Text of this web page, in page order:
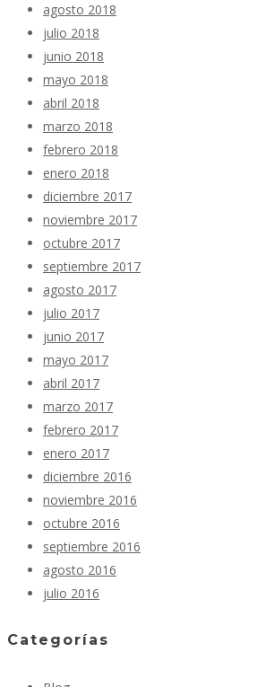
agosto 2018
julio 2018
junio 2018
mayo 2018
abril 2018
marzo 2018
febrero 2018
enero 2018
diciembre 2017
noviembre 2017
octubre 2017
septiembre 2017
agosto 2017
julio 2017
junio 2017
mayo 2017
abril 2017
marzo 2017
febrero 2017
enero 2017
diciembre 2016
noviembre 2016
octubre 2016
septiembre 2016
agosto 2016
julio 2016
Categorías